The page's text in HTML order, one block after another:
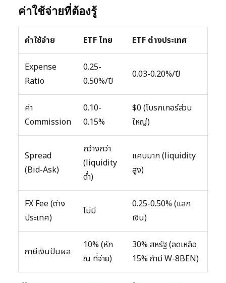
ค่าใช้จ่ายที่ต้องรู้
ค่าใช้จ่าย ETF ไทย ETF ต่างประเทศ
Expense
Ratio
0.25-
0.50%/ปี
0.03-0.20%/ปี
ค่า
Commission
0.10-
0.15%
$0 (โบรกเกอร์ส่วน
ใหญ่)
Spread
(Bid-Ask)
กว้างกว่า
(liquidity
ต่ำ)
แคบมาก (liquidity
สูง)
FX Fee (ต่าง
ประเทศ)
ไม่มี
0.25-0.50% (แลก
เงิน)
ภาษีเงินปันผล
10% (หัก
ณ ที่จ่าย)
30% สหรัฐ (ลดเหลือ
15% ถ้ามี W-8BEN)